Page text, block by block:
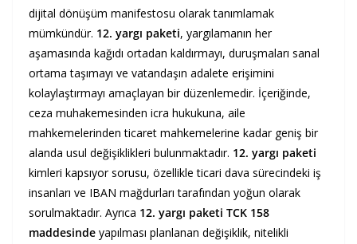
dijital dönüşüm manifestosu olarak tanımlamak
mümkündür. 12. yargı paketi, yargılamanın her
aşamasında kağıdı ortadan kaldırmayı, duruşmaları sanal
ortama taşımayı ve vatandaşın adalete erişimini
kolaylaştırmayı amaçlayan bir düzenlemedir. İçeriğinde,
ceza muhakemesinden icra hukukuna, aile
mahkemelerinden ticaret mahkemelerine kadar geniş bir
alanda usul değişiklikleri bulunmaktadır. 12. yargı paketi
kimleri kapsıyor sorusu, özellikle ticari dava sürecindeki iş
insanları ve IBAN mağdurları tarafından yoğun olarak
sorulmaktadır. Ayrıca 12. yargı paketi TCK 158
maddesinde yapılması planlanan değişiklik, nitelikli